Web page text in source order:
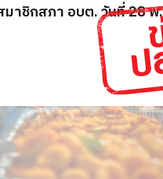
าชิกสภา อบต. วันที่ 28